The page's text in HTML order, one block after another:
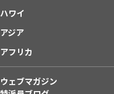
ハワイ
アジア
アフリカ
ウェブマガジン